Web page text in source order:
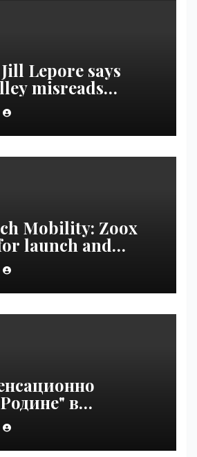
Lepore says
misreads
and
democracy |
Mobility: Zoox
launch and
| VseTime.ru
в
| VseTime.ru